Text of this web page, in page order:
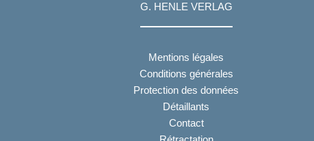
G. HENLE VERLAG
Mentions légales
Conditions générales
Protection des données
Détaillants
Contact